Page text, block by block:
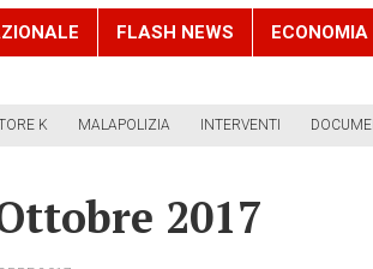
FLASH NEWS ECONOMIA
K MALAPOLIZIA INTERVENTI
2017